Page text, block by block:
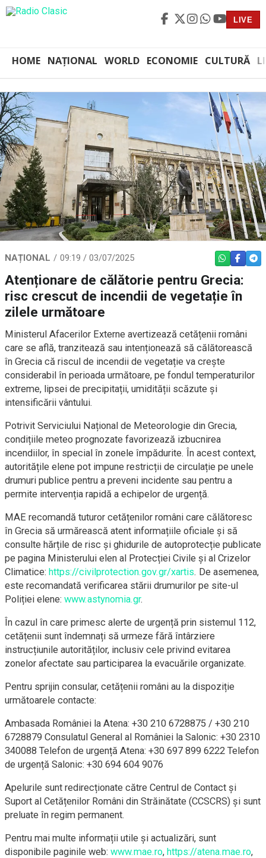
LIVE
HOME NAȚIONAL WORLD ECONOMIE CULTURĂ
NAȚIONAL 09:19 / 03/07/2025 WHATSAPP
Atenționare de călătorie pentru Grecia:
risc crescut de incendii de vegetație în
zilele următoare
Ministerul Afacerilor Externe avertizează cetățenii români
care se află, tranzitează sau intenționează să călătorească
în Grecia că riscul de incendii de vegetație va crește
considerabil în perioada următoare, pe fondul temperaturilor
extreme, lipsei de precipitații, umidității scăzute și
intensificării vântului.
Potrivit Serviciului Național de Meteorologie din Grecia,
condițiile meteo prognozate favorizează izbucnirea
incendiilor, în special în zonele împădurite. În acest context,
autoritățile elene pot impune restricții de circulație pe unele
drumuri publice pentru a preveni incidente sau pentru a
permite intervenția rapidă a echipelor de urgență.
MAE recomandă tuturor cetățenilor români care călătoresc
în Grecia să urmărească atent informațiile oficiale și să
consulte hărțile de risc și ghidurile de autoprotecție publicate
pe pagina Ministerului elen al Protecției Civile și al Crizelor
Climatice: https://civilprotection.gov.gr/xartis. De asemenea,
este recomandată verificarea stării drumurilor pe site-ul
Poliției elene: www.astynomia.gr.
În cazul în care primesc alerte de urgență prin sistemul 112,
cetățenii sunt îndemnați să urmeze fără întârziere
instrucțiunile autorităților, inclusiv cele privind evitarea
zonelor afectate sau participarea la evacuările organizate.
Pentru sprijin consular, cetățenii români au la dispoziție
următoarele contacte:
Ambasada României la Atena: +30 210 6728875 / +30 210
6728879 Consulatul General al României la Salonic: +30 2310
340088 Telefon de urgență Atena: +30 697 899 6222 Telefon
de urgență Salonic: +30 694 604 9076
Apelurile sunt redirecționate către Centrul de Contact și
Suport al Cetățenilor Români din Străinătate (CCSCRS) și sunt
preluate în regim permanent.
Pentru mai multe informații utile și actualizări, sunt
disponibile paginile web: www.mae.ro, https://atena.mae.ro,